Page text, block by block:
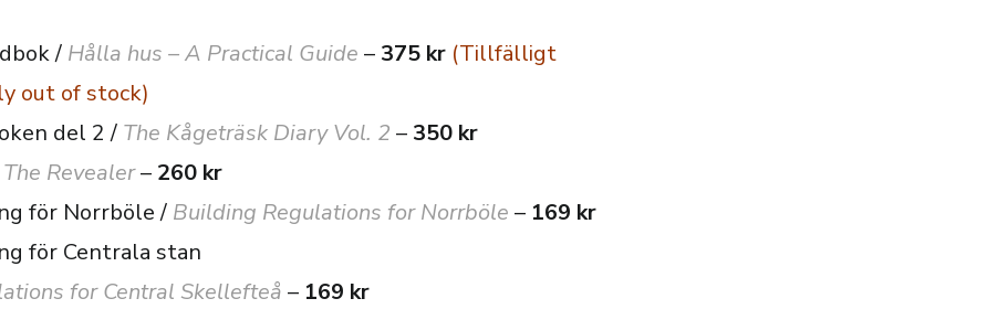
/ Hålla hus – A Practical Guide – 375 kr (Tillfälligt
out of stock)
del 2 / The Kågeträsk Diary Vol. 2 –350 kr
The Revealer– 260 kr
för Norrböle / Building Regulations for Norrböle – 169 kr
för Centrala stan
for Central Skellefteå – 169 kr